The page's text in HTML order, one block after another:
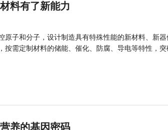
料有了新能力
原子和分子，设计制造具有特殊性能的新材料、新
按需定制材料的储能、催化、防腐、导电等特性，突
养的基因密码